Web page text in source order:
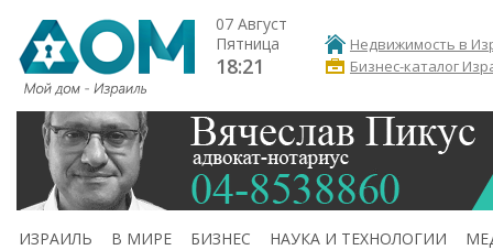
07 Август
Пятница
18:21
Недвижимость в
Бизнес-каталог
ИЗРАИЛЬ В МИРЕ БИЗНЕС НАУКА И ТЕХНОЛОГИИ